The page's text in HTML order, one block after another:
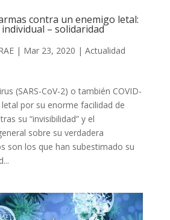
contra un enemigo letal:
– solidaridad
| Mar 23, 2020 | Actualidad
(SARS-CoV-2) o también COVID-
por su enorme facilidad de
su “invisibilidad” y el
sobre su verdadera
son los que han subestimado su